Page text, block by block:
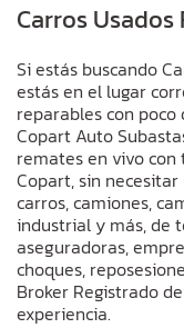
Carros
Si estás buscando
estás en el lugar
reparables con
Copart Auto
remates en vivo
Copart, sin
carros, camiones,
industrial y más, de
aseguradoras,
choques,
Broker Registrado
experiencia.